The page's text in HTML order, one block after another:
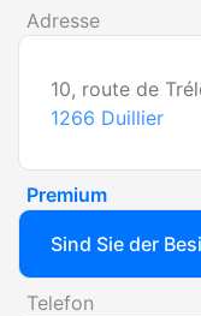
Adresse
10, route de
1266 Duillier
Premium
Sind Sie der
Telefon